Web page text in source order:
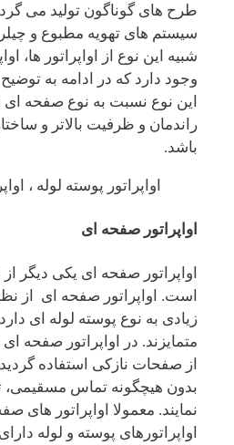
طرح های گوناگون تولید می
سیستم های تهویه مطبوع و
شبیه این نوع از اواپراتور ها،
وجود دارد که در ادامه به
این نوع نسبت به نوع صفحه ای
راندمان و ظرفیت بالاتر و
باشد.
اواپراتور پوسته لوله ،
اواپراتور صفحه ای
اواپراتور صفحه ای یکی دیگر از
است. اواپراتور صفحه ای از
زیادی به نوع پوسته لوله ای
متمایزند. در اواپراتور صفحه
از صفحات نازکی استفاده
بدون هیچگونه تماس مسقیمی،
نمایند. معمولا اواپراتور های
اواپراتورهای پوسته و لوله